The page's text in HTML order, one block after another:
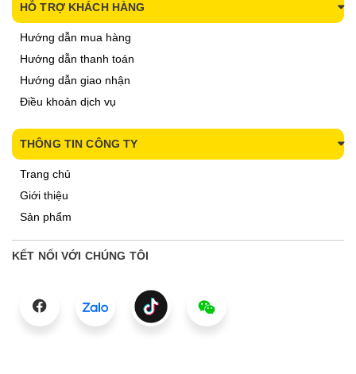
HỖ TRỢ KHÁCH HÀNG
Hướng dẫn mua hàng
Hướng dẫn thanh toán
Hướng dẫn giao nhận
Điều khoản dịch vụ
THÔNG TIN CÔNG TY
Trang chủ
Giới thiệu
Sản phẩm
KẾT NỐI VỚI CHÚNG TÔI